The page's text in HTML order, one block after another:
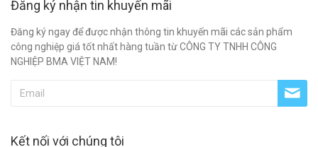
Đăng ký nhận tin khuyến mãi
Đăng ký ngay để được nhận thông tin khuyến mãi các sản phẩm
công nghiệp giá tốt nhất hàng tuần từ CÔNG TY TNHH CÔNG
NGHIỆP BMA VIỆT NAM!
Kết nối với chúng tôi